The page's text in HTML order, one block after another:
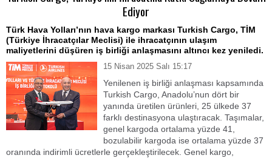
Ediyor
Türk Hava Yolları’nın hava kargo markası Turkish Cargo, TİM
(Türkiye İhracatçılar Meclisi) ile ihracatçının ulaşım
maliyetlerini düşüren iş birliği anlaşmasını altıncı kez yeniledi.
15 Nisan 2025 Salı 15:17
Yenilenen iş birliği anlaşması kapsamında
Turkish Cargo, Anadolu’nun dört bir
yanında üretilen ürünleri, 25 ülkede 37
farklı destinasyona ulaştıracak. Taşımalar,
genel kargoda ortalama yüzde 41,
bozulabilir kargoda ise ortalama yüzde 37
oranında indirimli ücretlerle gerçekleştirilecek. Genel kargo,